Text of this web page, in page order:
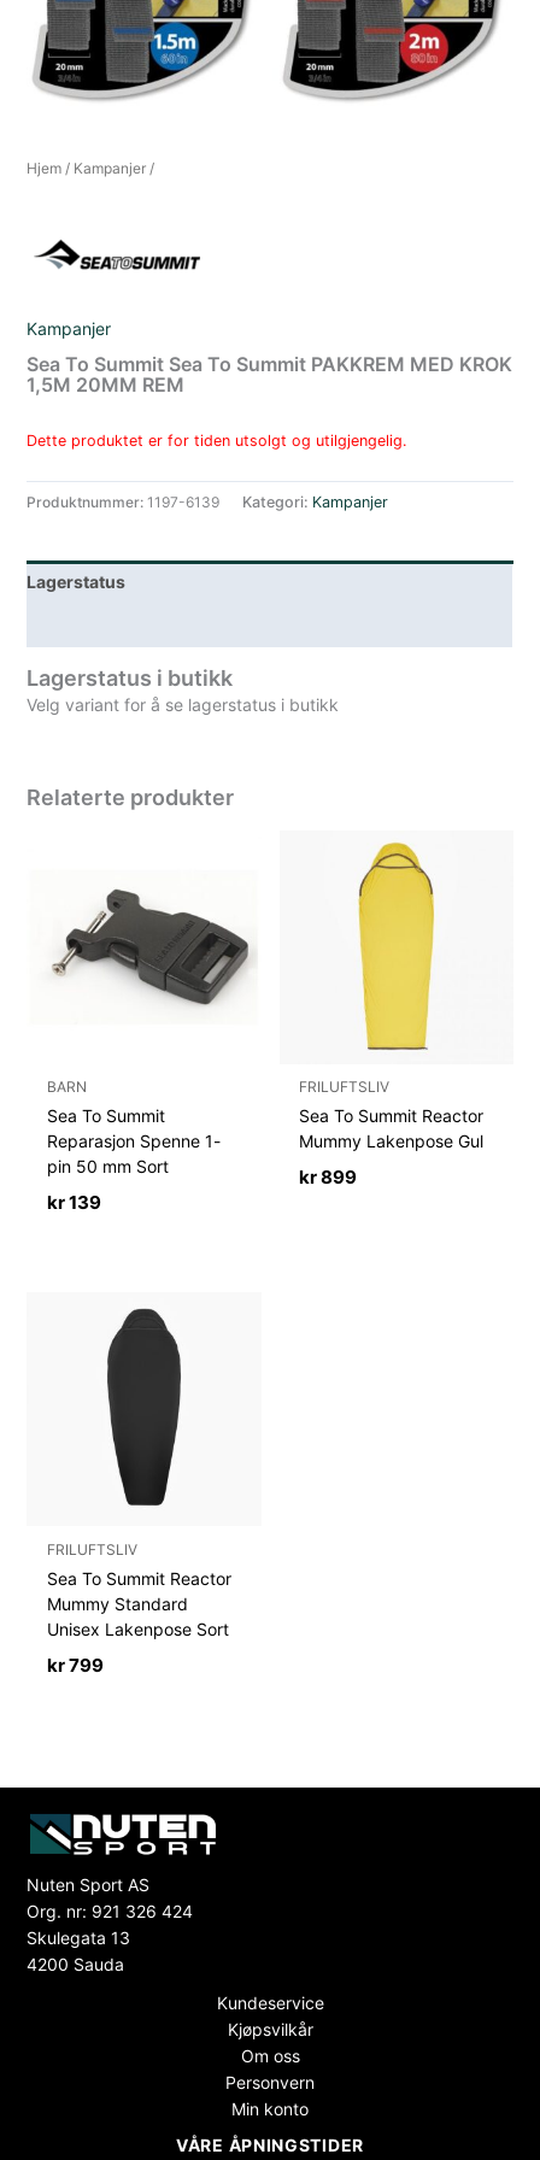
Hjem / Kampanjer /
Kampanjer
Sea To Summit Sea To Summit PAKKREM MED KROK
1,5M 20MM REM
Dette produktet er for tiden utsolgt og utilgjengelig.
Produktnummer:1197-6139 Kategori: Kampanjer
Lagerstatus
Lagerstatus i butikk
Velg variant for å se lagerstatus i butikk
Relaterte produkter
BARN
Sea To Summit
Reparasjon Spenne 1-
pin 50 mm Sort
kr139
FRILUFTSLIV
Sea To Summit Reactor
Mummy Lakenpose Gul
kr899
FRILUFTSLIV
Sea To Summit Reactor
Mummy Standard
Unisex Lakenpose Sort
kr799
Nuten Sport AS
Org. nr: 921 326 424
Skulegata 13
4200 Sauda
Kundeservice
Kjøpsvilkår
Om oss
Personvern
Min konto
VÅRE ÅPNINGSTIDER